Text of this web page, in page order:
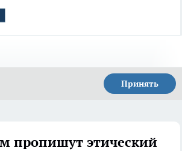
Принять
пропишут этический